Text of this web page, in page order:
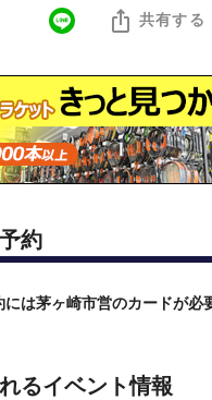
共有する
約
には茅ヶ崎市営のカードが必
るイベント情報